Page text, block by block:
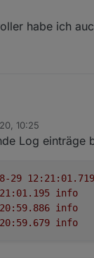
sagte in VIS
habe ich
wieder alle
noch nicht
und Web
was machen?
10:25
Log einträge
info
info
info